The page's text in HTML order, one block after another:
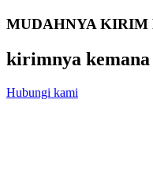
MUDAHNYA KIRIM
kirimnya
Hubungi kami